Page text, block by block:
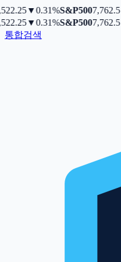
▼0.31%S&P5007,762.5▲
▼0.31%S&P5007,762.5▲
통합검색